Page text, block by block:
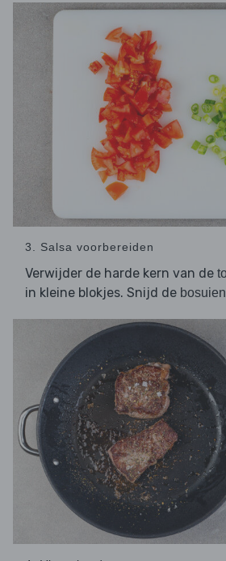
3. Salsa voorbereiden
Verwijder de harde kern van de
in kleine blokjes. Snijd de bosuien